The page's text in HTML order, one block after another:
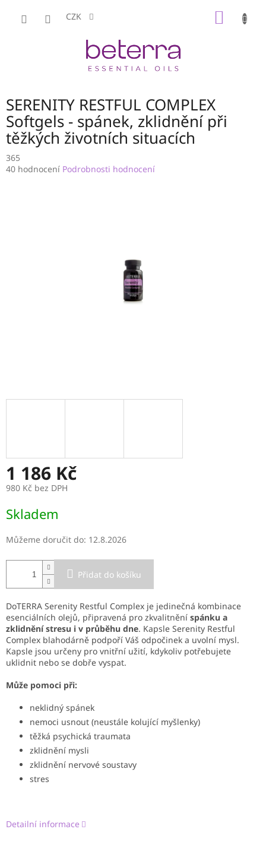
CZK
SERENITY RESTFUL COMPLEX
Softgels - spánek, zklidnění při
těžkých životních situacích
365
Průměrné
40 hodnocení Podrobnosti hodnocení
1 186 Kč
980 Kč bez DPH
cena:
Skladem
Můžeme doručit do: 12.8.2026
Přidat do košíku
DoTERRA Serenity Restful Complex je jedinečná kombinace
esenciálních olejů, připravená pro zkvalitnění spánku a
zklidnění stresu i v průběhu dne. Kapsle Serenity Restful
Complex blahodárně podpoří Váš odpočinek a uvolní mysl.
Kapsle jsou určeny pro vnitřní užití, kdykoliv potřebujete
uklidnit nebo se dobře vyspat.
Může pomoci při:
neklidný spánek
nemoci usnout (neustále kolující myšlenky)
těžká psychická traumata
zklidnění mysli
zklidnění nervové soustavy
stres
Detailní informace